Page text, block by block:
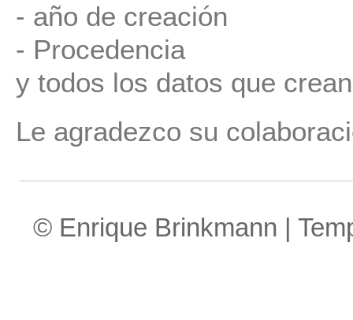
- año de creación
- Procedencia
y todos los datos que
Le agradezco su
© Enrique Brinkmann |